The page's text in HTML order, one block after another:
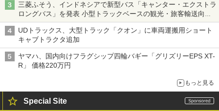
三菱ふそう、インドネシアで新型バス「キャンター・エクストラ
ロングバス」を発表 小型トラックベースの観光・旅客輸送向け
バス
UDトラックス、大型トラック「クオン」に車両運搬用ショート
キャブトラクタ追加
ヤマハ、国内向けフラグシップ四輪バギー「グリズリーEPS XT-
R」 価格220万円
もっと見る
Special Site